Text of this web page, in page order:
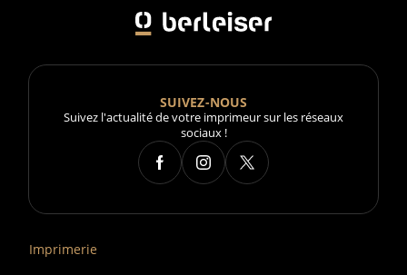
SUIVEZ-NOUS
Suivez l'actualité de votre imprimeur sur les réseaux
sociaux !
Imprimerie